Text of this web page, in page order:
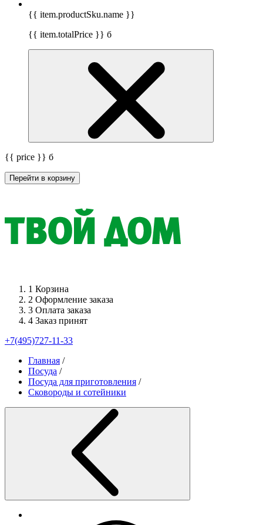
{{ item.productSku.name }}
{{ item.totalPrice }} б
{{ price }} б
Перейти в корзину
1 Корзина
2 Оформление заказа
3 Оплата заказа
4 Заказ принят
+7(495)727-11-33
Главная /
Посуда /
Посуда для приготовления /
Сковороды и сотейники